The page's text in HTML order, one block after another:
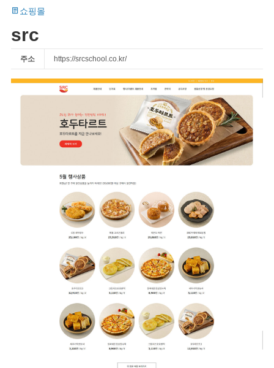
쇼핑몰
src
주소 https://srcschool.co.kr/